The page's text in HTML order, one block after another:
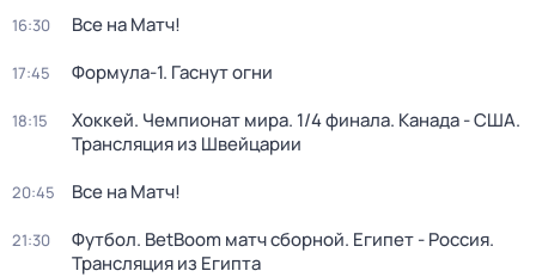
16:30 Все на Матч!
17:45 Формула-1. Гаснут огни
18:15
Хоккей. Чемпионат мира. 1/4 финала. Канада - США.
Трансляция из Швейцарии
20:45 Все на Матч!
21:30
Футбол. BetBoom матч сборной. Египет - Россия.
Трансляция из Египта